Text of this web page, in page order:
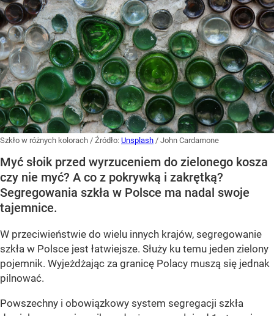
Szkło w różnych kolorach / Źródło: Unsplash / John Cardamone
Myć słoik przed wyrzuceniem do zielonego kosza
czy nie myć? A co z pokrywką i zakrętką?
Segregowania szkła w Polsce ma nadal swoje
tajemnice.
W przeciwieństwie do wielu innych krajów, segregowanie
szkła w Polsce jest łatwiejsze. Służy ku temu jeden zielony
pojemnik. Wyjeżdżając za granicę Polacy muszą się jednak
pilnować.
Powszechny i obowiązkowy system segregacji szkła